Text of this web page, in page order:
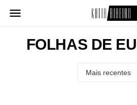
para
conteúdoFOLHAS DE